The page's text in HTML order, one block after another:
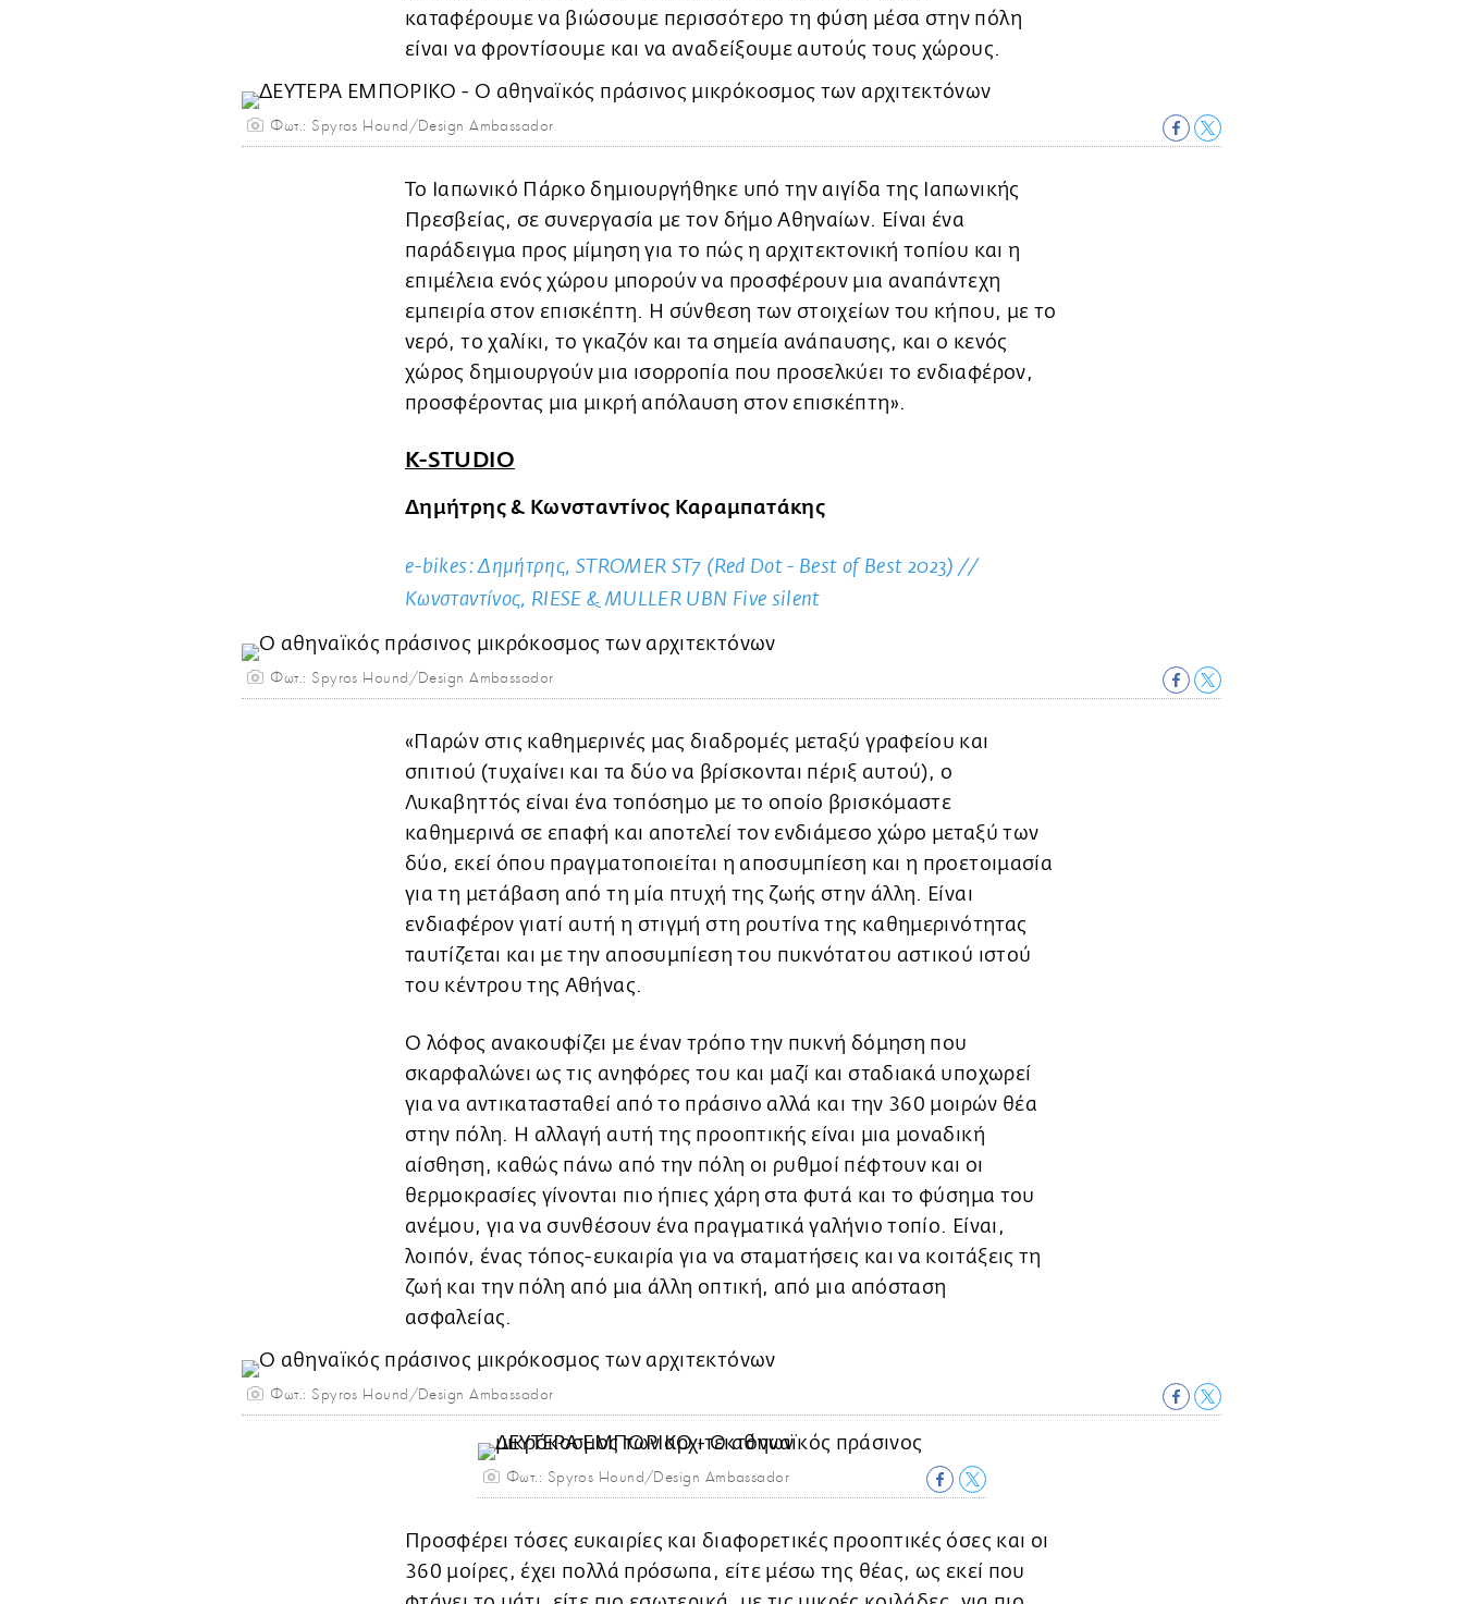
καταφέρουμε να βιώσουμε περισσότερο τη φύση μέσα στην πόλη
είναι να φροντίσουμε και να αναδείξουμε αυτούς τους χώρους.
Φωτ.: Spyros Hound/Design Ambassador
Το Ιαπωνικό Πάρκο δημιουργήθηκε υπό την αιγίδα της Ιαπωνικής
Πρεσβείας, σε συνεργασία με τον δήμο Αθηναίων. Είναι ένα
παράδειγμα προς μίμηση για το πώς η αρχιτεκτονική τοπίου και η
επιμέλεια ενός χώρου μπορούν να προσφέρουν μια αναπάντεχη
εμπειρία στον επισκέπτη. Η σύνθεση των στοιχείων του κήπου, με το
νερό, το χαλίκι, το γκαζόν και τα σημεία ανάπαυσης, και ο κενός
χώρος δημιουργούν μια ισορροπία που προσελκύει το ενδιαφέρον,
προσφέροντας μια μικρή απόλαυση στον επισκέπτη».
K-STUDIO
Δημήτρης & Κωνσταντίνος Καραμπατάκης
e-bikes: Δημήτρης, STROMER ST7 (Red Dot - Best of Best 2023) //
Kωνσταντίνος, RIESE & MULLER UBN Five silent
Φωτ.: Spyros Hound/Design Ambassador
«Παρών στις καθημερινές μας διαδρομές μεταξύ γραφείου και
σπιτιού (τυχαίνει και τα δύο να βρίσκονται πέριξ αυτού), ο
Λυκαβηττός είναι ένα τοπόσημο με το οποίο βρισκόμαστε
καθημερινά σε επαφή και αποτελεί τον ενδιάμεσο χώρο μεταξύ των
δύο, εκεί όπου πραγματοποιείται η αποσυμπίεση και η προετοιμασία
για τη μετάβαση από τη μία πτυχή της ζωής στην άλλη. Είναι
ενδιαφέρον γιατί αυτή η στιγμή στη ρουτίνα της καθημερινότητας
ταυτίζεται και με την αποσυμπίεση του πυκνότατου αστικού ιστού
του κέντρου της Αθήνας.
Ο λόφος ανακουφίζει με έναν τρόπο την πυκνή δόμηση που
σκαρφαλώνει ως τις ανηφόρες του και μαζί και σταδιακά υποχωρεί
για να αντικατασταθεί από το πράσινο αλλά και την 360 μοιρών θέα
στην πόλη. Η αλλαγή αυτή της προοπτικής είναι μια μοναδική
αίσθηση, καθώς πάνω από την πόλη οι ρυθμοί πέφτουν και οι
θερμοκρασίες γίνονται πιο ήπιες χάρη στα φυτά και το φύσημα του
ανέμου, για να συνθέσουν ένα πραγματικά γαλήνιο τοπίο. Είναι,
λοιπόν, ένας τόπος-ευκαιρία για να σταματήσεις και να κοιτάξεις τη
ζωή και την πόλη από μια άλλη οπτική, από μια απόσταση
ασφαλείας.
Φωτ.: Spyros Hound/Design Ambassador
Φωτ.: Spyros Hound/Design Ambassador
Προσφέρει τόσες ευκαιρίες και διαφορετικές προοπτικές όσες και οι
360 μοίρες, έχει πολλά πρόσωπα, είτε μέσω της θέας, ως εκεί που